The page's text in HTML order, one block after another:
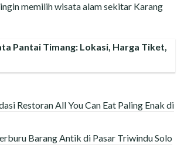
memilih wisata alam sekitar Karang
Pantai Timang: Lokasi, Harga Tiket,
Restoran All You Can Eat Paling Enak di
Barang Antik di Pasar Triwindu Solo